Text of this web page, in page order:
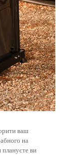
ваш
на
плануєте ви